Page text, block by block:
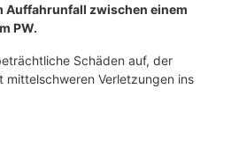
Auffahrunfall zwischen einem
PW.
Schäden auf, der
mittelschweren Verletzungen ins